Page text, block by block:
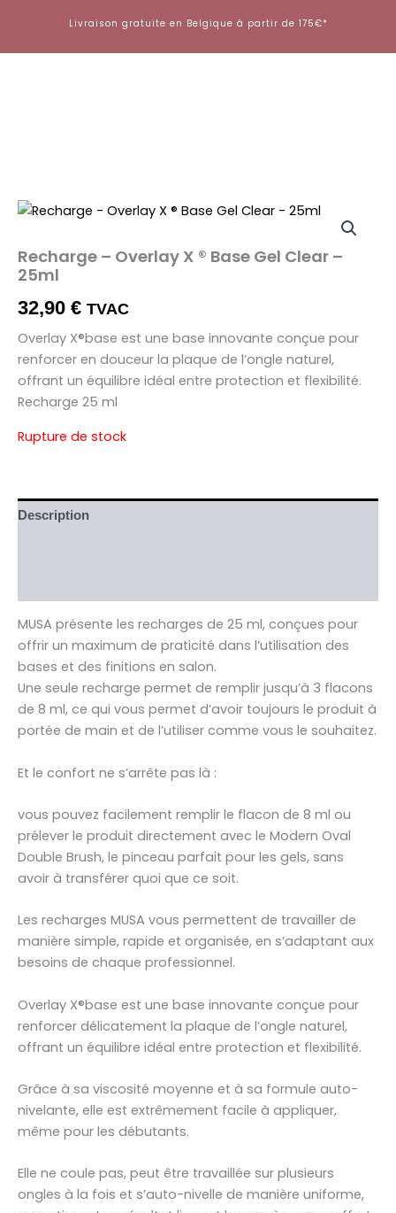
contenu
Livraison gratuite en Belgique à partir de 175€*
Recharge – Overlay X ® Base Gel Clear –
25ml
32,90 € TVAC
Overlay X®️base est une base innovante conçue pour
renforcer en douceur la plaque de l’ongle naturel,
offrant un équilibre idéal entre protection et flexibilité.
Recharge 25 ml
Rupture de stock
Description
MUSA présente les recharges de 25 ml, conçues pour
offrir un maximum de praticité dans l’utilisation des
bases et des finitions en salon.
Une seule recharge permet de remplir jusqu’à 3 flacons
de 8 ml, ce qui vous permet d’avoir toujours le produit à
portée de main et de l’utiliser comme vous le souhaitez.
Et le confort ne s’arrête pas là :
vous pouvez facilement remplir le flacon de 8 ml ou
prélever le produit directement avec le Modern Oval
Double Brush, le pinceau parfait pour les gels, sans
avoir à transférer quoi que ce soit.
Les recharges MUSA vous permettent de travailler de
manière simple, rapide et organisée, en s’adaptant aux
besoins de chaque professionnel.
Overlay X®️base est une base innovante conçue pour
renforcer délicatement la plaque de l’ongle naturel,
offrant un équilibre idéal entre protection et flexibilité.
Grâce à sa viscosité moyenne et à sa formule auto-
nivelante, elle est extrêmement facile à appliquer,
même pour les débutants.
Elle ne coule pas, peut être travaillée sur plusieurs
ongles à la fois et s’auto-nivelle de manière uniforme,